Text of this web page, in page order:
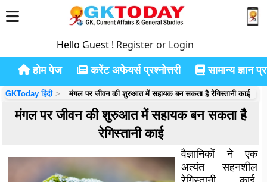
Hello Guest ! Register or Login
होम पेज करेंट अफेयर्स प्रश्नोत्तरी सामान्य ज्ञान
GKToday हिंदी मंगल पर जीवन की शुरुआत में सहायक बन सकता है रेगिस्तानी काई
मंगल पर जीवन की शुरुआत में सहायक बन सकता है
रेगिस्तानी काई
वैज्ञानिकों ने एक
अत्यंत सहनशील